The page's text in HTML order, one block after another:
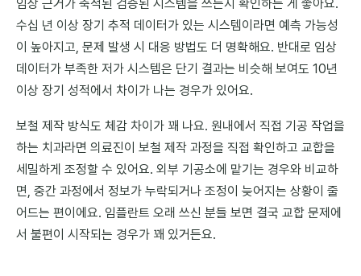
임상 근거가 축적된 검증된 시스템을 쓰는지 확인하는 게 좋아요.
수십 년 이상 장기 추적 데이터가 있는 시스템이라면 예측 가능성
이 높아지고, 문제 발생 시 대응 방법도 더 명확해요. 반대로 임상
데이터가 부족한 저가 시스템은 단기 결과는 비슷해 보여도 10년
이상 장기 성적에서 차이가 나는 경우가 있어요.
보철 제작 방식도 체감 차이가 꽤 나요. 원내에서 직접 기공 작업을
하는 치과라면 의료진이 보철 제작 과정을 직접 확인하고 교합을
세밀하게 조정할 수 있어요. 외부 기공소에 맡기는 경우와 비교하
면, 중간 과정에서 정보가 누락되거나 조정이 늦어지는 상황이 줄
어드는 편이에요. 임플란트 오래 쓰신 분들 보면 결국 교합 문제에
서 불편이 시작되는 경우가 꽤 있거든요.